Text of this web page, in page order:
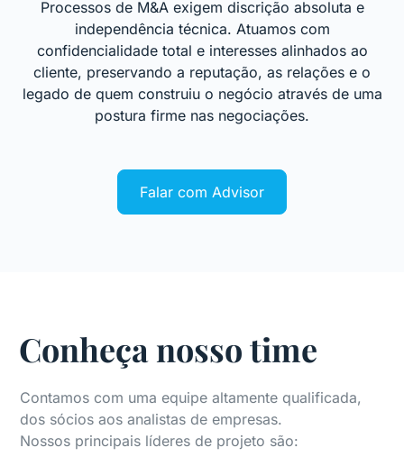
Processos de M&A exigem discrição absoluta e
independência técnica. Atuamos com
confidencialidade total e interesses alinhados ao
cliente, preservando a reputação, as relações e o
legado de quem construiu o negócio através de uma
postura firme nas negociações.
Falar com Advisor
Conheça nosso time
Contamos com uma equipe altamente qualificada,
dos sócios aos analistas de empresas.
Nossos principais líderes de projeto são: